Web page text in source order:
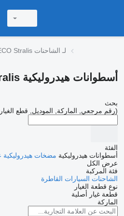
أسطوانات هيدروليكية IVECO Stralis لـ الشاحنات
أسطوانات هيدروليكية IVECO Stralis لـ الشاحنات
بحث
(رقم مرجعي, الماركة, الموديل, قطع
الفئة
أسطوانات هيدروليكية مضخات هيدروليكية
عرض الكل
فئة المركبة
الشاحنات السيارات القاطرة
نوع قطعة الغيار
قطعة غيار أصلية
الماركة